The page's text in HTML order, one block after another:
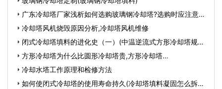
广东冷却塔厂家浅析如何选购玻璃钢冷却塔?选购时应注意什
么…冷却塔风机烧毁原因分析,冷却塔风机维修
闭式冷却塔填料的进化史（一）(中温逆流式方形冷却塔规格)
… 方形冷却塔为什么比圆形冷却塔贵,方形冷却塔…
冷却水塔工作原理和检修方法
如何使闭式冷却塔的使用寿命持久(冷却塔填料凝固怎么拆除)